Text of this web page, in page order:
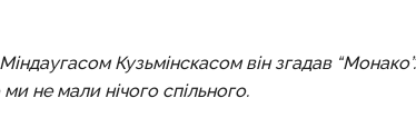
Кузьмінскасом він згадав
не мали нічого спільного.